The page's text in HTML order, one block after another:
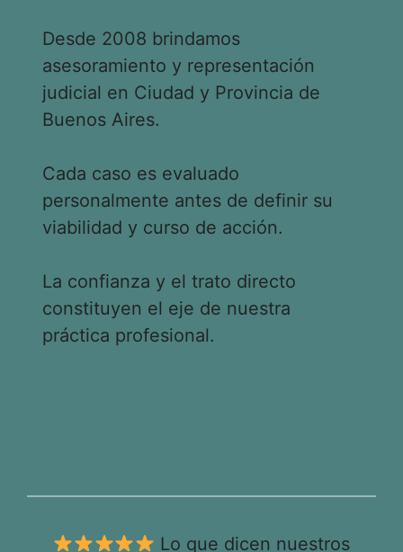
Desde 2008 brindamos
asesoramiento y representación
judicial en Ciudad y Provincia de
Buenos Aires.
Cada caso es evaluado
personalmente antes de definir su
viabilidad y curso de acción.
La confianza y el trato directo
constituyen el eje de nuestra
práctica profesional.
Lo que dicen nuestros